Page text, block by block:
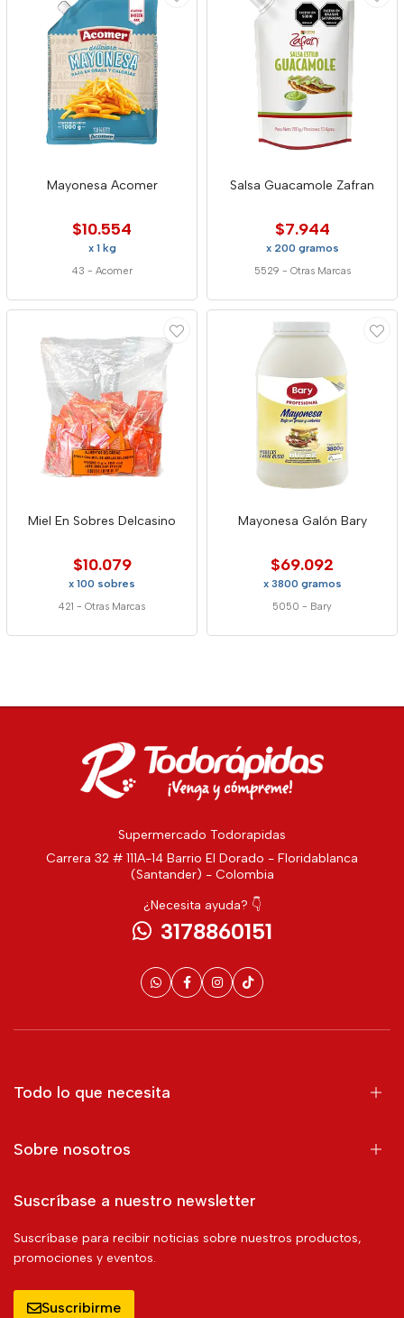
Mayonesa Acomer
$10.554
x 1 kg
43 - Acomer
Salsa Guacamole Zafran
$7.944
x 200 gramos
5529 - Otras Marcas
Miel En Sobres Delcasino
$10.079
x 100 sobres
421 - Otras Marcas
Mayonesa Galón Bary
$69.092
x 3800 gramos
5050 - Bary
Supermercado Todorapidas
Carrera 32 # 111A-14 Barrio El Dorado - Floridablanca
(Santander) - Colombia
¿Necesita ayuda? 👇
3178860151
Todo lo que necesita
Sobre nosotros
Suscríbase a nuestro newsletter
Suscríbase para recibir noticias sobre nuestros productos,
promociones y eventos.
Suscribirme